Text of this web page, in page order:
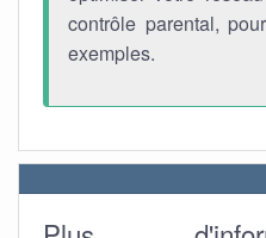
contrôle parental,
exemples.